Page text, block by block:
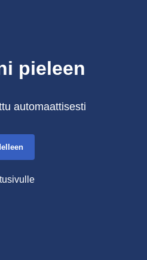
pieleen
automaattisesti